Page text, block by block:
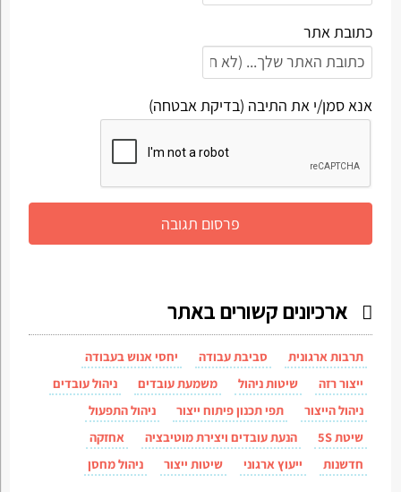
כתובת אתר
אנא סמן/י את התיבה (בדיקת אבטחה)
ארכיונים קשורים באתר
תרבות ארגונית סביבת עבודה
יחסי אנוש בעבודה
ייצור רזה
שיטות ניהול משמעת עובדים
ניהול עובדים
ניהול הייצור
תפי תכנון פיתוח ייצור
ניהול התפעול
שיטת 5S
הנעת עובדים ויצירת מוטיבציה
אחזקה
חדשנות
ייעוץ ארגוני שיטות ייצור ניהול מחסן